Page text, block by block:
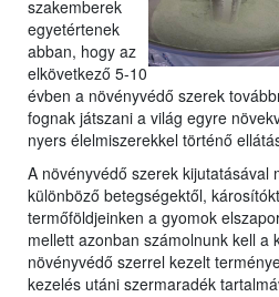
szakemberek
egyetértenek
abban, hogy az
elkövetkező 5-10
évben a növényvédő szerek
fognak játszani a világ egyre
nyers élelmiszerekkel történő
A növényvédő szerek kijutatásával
különböző betegségektől,
termőföldjeinken a gyomok
mellett azonban számolnunk kell a
növényvédő szerrel kezelt
kezelés utáni szermaradék